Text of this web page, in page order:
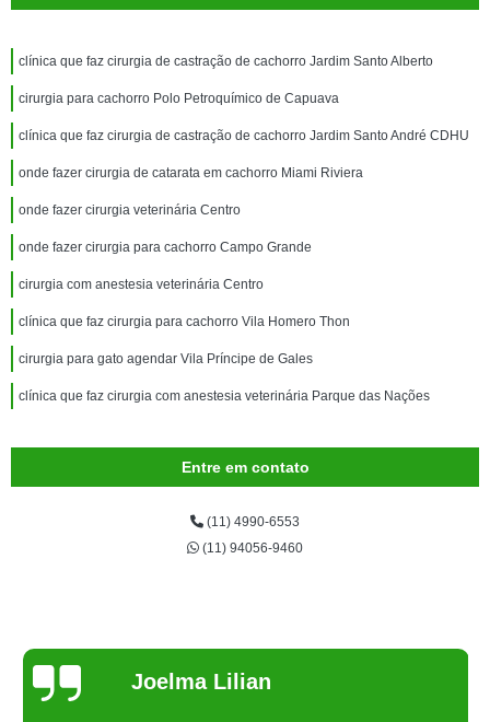
clínica que faz cirurgia de castração de cachorro Jardim Santo Alberto
cirurgia para cachorro Polo Petroquímico de Capuava
clínica que faz cirurgia de castração de cachorro Jardim Santo André CDHU
onde fazer cirurgia de catarata em cachorro Miami Riviera
onde fazer cirurgia veterinária Centro
onde fazer cirurgia para cachorro Campo Grande
cirurgia com anestesia veterinária Centro
clínica que faz cirurgia para cachorro Vila Homero Thon
cirurgia para gato agendar Vila Príncipe de Gales
clínica que faz cirurgia com anestesia veterinária Parque das Nações
Entre em contato
(11) 4990-6553
(11) 94056-9460
Joelma Lilian